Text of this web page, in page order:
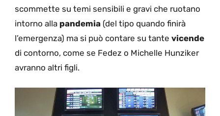
scommette su temi sensibili e gravi che ruotano
intorno alla pandemia (del tipo quando finirà
l’emergenza) ma si può contare su tante vicende
di contorno, come se Fedez o Michelle Hunziker
avranno altri figli.